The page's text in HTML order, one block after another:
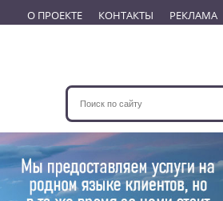
О ПРОЕКТЕ КОНТАКТЫ РЕКЛАМА